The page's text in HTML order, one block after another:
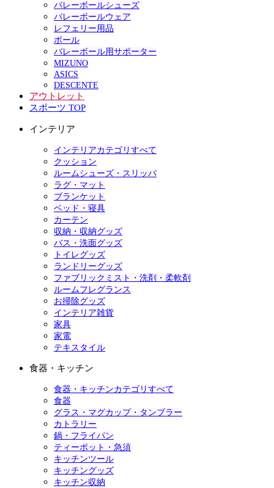
バレーボールシューズ
バレーボールウェア
レフェリー用品
ボール
バレーボール用サポーター
MIZUNO
ASICS
DESCENTE
アウトレット
スポーツ TOP
インテリア
インテリアカテゴリすべて
クッション
ルームシューズ・スリッパ
ラグ・マット
ブランケット
ベッド・寝具
カーテン
収納・収納グッズ
バス・洗面グッズ
トイレグッズ
ランドリーグッズ
ファブリックミスト・洗剤・柔軟剤
ルームフレグランス
お掃除グッズ
インテリア雑貨
家具
家電
テキスタイル
食器・キッチン
食器・キッチンカテゴリすべて
食器
グラス・マグカップ・タンブラー
カトラリー
鍋・フライパン
ティーポット・急須
キッチンツール
キッチングッズ
キッチン収納